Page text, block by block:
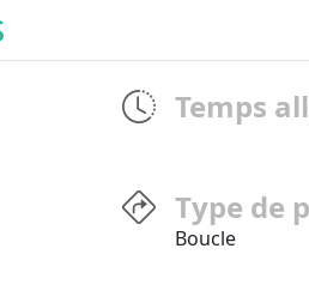
Temps
Type de
Boucle